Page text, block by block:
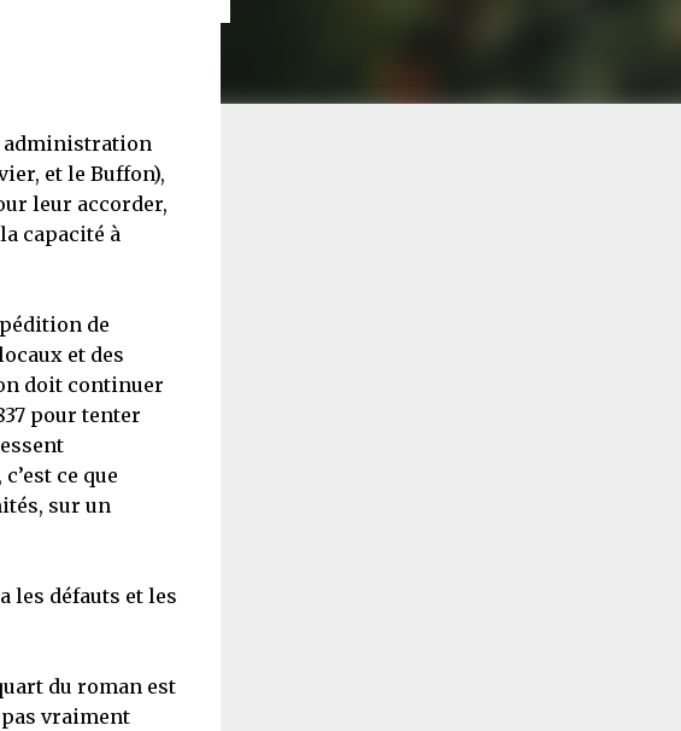
administration
et le Buffon),
leur accorder,
capacité à
de
et des
doit continuer
pour tenter
ce que
sur un
les défauts et les
du roman est
vraiment